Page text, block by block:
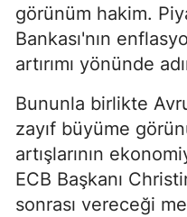
görünüm hakim.
Bankası'nın
artırımı yönünde
Bununla birlikte
zayıf büyüme
artışlarının
ECB Başkanı
sonrası vereceği